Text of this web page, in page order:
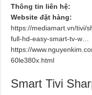
Thông tin liên hệ:
Website đặt hàng:
https://mediamart.vn/tivi/
full-hd-easy-smart-tv-w…
https://
60le380x.html
Smart Tivi